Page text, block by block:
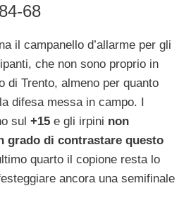
68
il campanello d’allarme per gli
che non sono proprio in
di Trento, almeno per quanto
difesa messa in campo. I
sul +15 e gli irpini non
grado di contrastare questo
quarto il copione resta lo
ancora una semifinale